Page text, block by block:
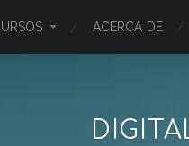
ACERCA DE